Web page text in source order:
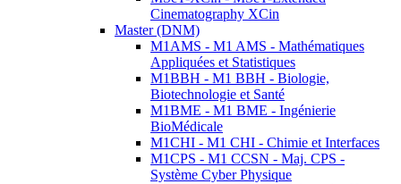
Cinematography XCin
Master (DNM)
M1AMS - M1 AMS - Mathématiques
Appliquées et Statistiques
M1BBH - M1 BBH - Biologie,
Biotechnologie et Santé
M1BME - M1 BME - Ingénierie
BioMédicale
M1CHI - M1 CHI - Chimie et Interfaces
M1CPS - M1 CCSN - Maj. CPS -
Système Cyber Physique